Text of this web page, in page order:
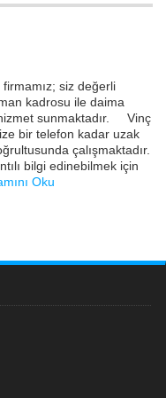
siz değerli
kadrosu ile daima
sunmaktadır. Vinç
bir telefon kadar uzak
çalışmaktadır.
bilgi edinebilmek için
Oku